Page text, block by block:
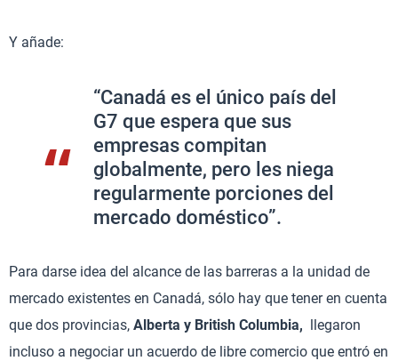
Y añade:
“Canadá es el único país del
G7 que espera que sus
empresas compitan
globalmente, pero les niega
regularmente porciones del
mercado doméstico”.
Para darse idea del alcance de las barreras a la unidad de
mercado existentes en Canadá, sólo hay que tener en cuenta
que dos provincias, Alberta y British Columbia, llegaron
incluso a negociar un acuerdo de libre comercio que entró en